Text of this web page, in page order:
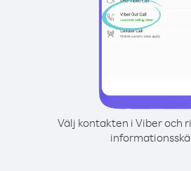
Välj kontakten i Viber och